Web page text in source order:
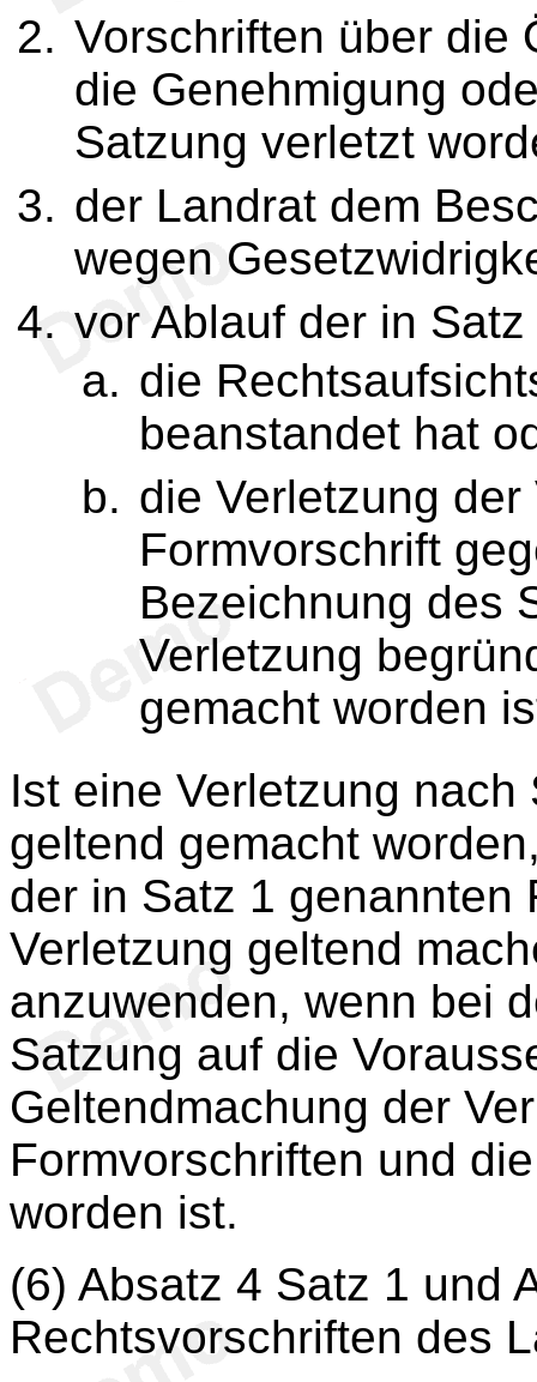
Vorschriften über die
die Genehmigung
Satzung verletzt
der Landrat dem
wegen
vor Ablauf der in
die
beanstandet hat
die Verletzung
Formvorschrift
Bezeichnung des
Verletzung
gemacht worden
Ist eine Verletzung
geltend gemacht
der in Satz 1 genannten
Verletzung geltend
anzuwenden, wenn bei
Satzung auf die
Geltendmachung der
Formvorschriften und
worden ist.
(6) Absatz 4 Satz 1 und
Rechtsvorschriften des